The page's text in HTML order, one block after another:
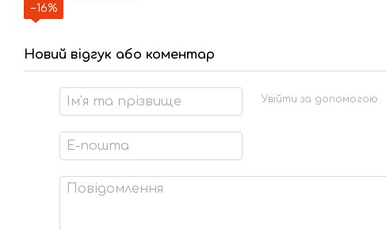
−16%
Новий відгук або коментар
Увійти за допомогою